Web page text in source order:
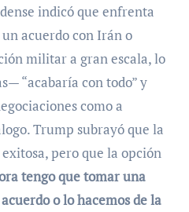
indicó que enfrenta
acuerdo con Irán o
militar a gran escala, lo
“acabaría con todo” y
como a
Trump subrayó que la
pero que la opción
tengo que tomar una
o lo hacemos de la